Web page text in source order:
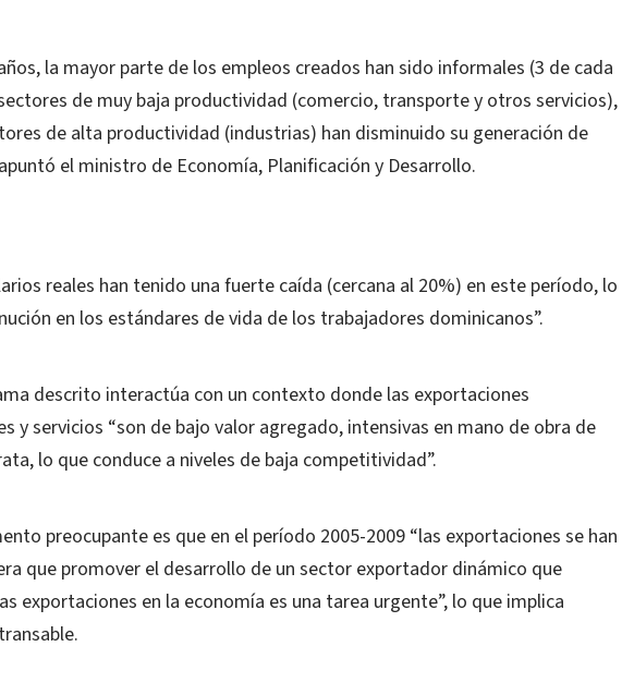
la mayor parte de los empleos creados han sido informales (3 de cada
de muy baja productividad (comercio, transporte y otros servicios),
de alta productividad (industrias) han disminuido su generación de
el ministro de Economía, Planificación y Desarrollo.
reales han tenido una fuerte caída (cercana al 20%) en este período, lo
en los estándares de vida de los trabajadores dominicanos”.
descrito interactúa con un contexto donde las exportaciones
y servicios “son de bajo valor agregado, intensivas en mano de obra de
lo que conduce a niveles de baja competitividad”.
preocupante es que en el período 2005-2009 “las exportaciones se han
que promover el desarrollo de un sector exportador dinámico que
exportaciones en la economía es una tarea urgente”, lo que implica